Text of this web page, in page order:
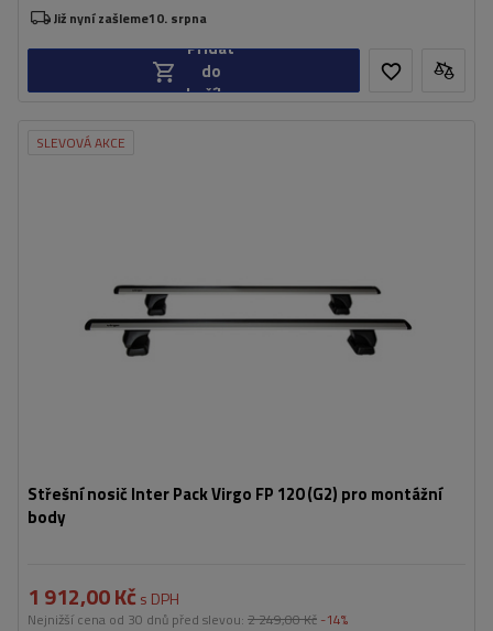
Již nyní zašleme10. srpna
Přidat
do
košíku
SLEVOVÁ AKCE
Střešní nosič Inter Pack Virgo FP 120 (G2) pro montážní
body
1 912,00 Kč s DPH
Nejnižší cena od 30 dnů před slevou: 2 249,00 Kč -14%